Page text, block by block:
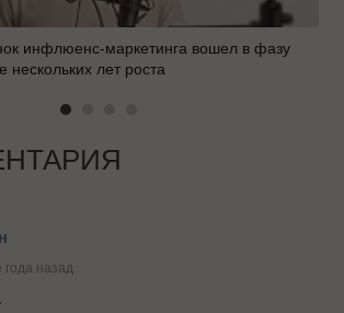
инфлюенс-маркетинга вошел в фазу
нескольких лет роста
назад